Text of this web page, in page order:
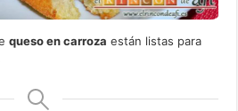
queso en carroza están listas para